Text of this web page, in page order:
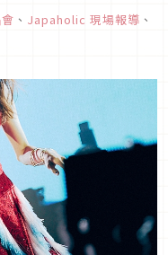
是5月20日在橫濱的KT
、 Japaholic 現場報導 、